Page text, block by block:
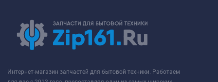
Интернет-магазин запчастей для бытовой техники. Работаем